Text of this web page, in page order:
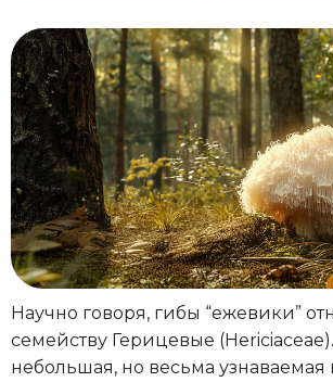
Научно говоря, гибы “ежевики”
семейству Герицевые
небольшая, но весьма узнаваемая